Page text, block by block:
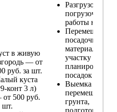
в живую
— от
руб. за шт.
куста
конт 3 л)
500 руб.
шт.
Разгрузо-
погрузочные
работы на
Перемещение
посадочного
материала по
участку и
планирование
посадок
Выемка и
перемещение
грунта,